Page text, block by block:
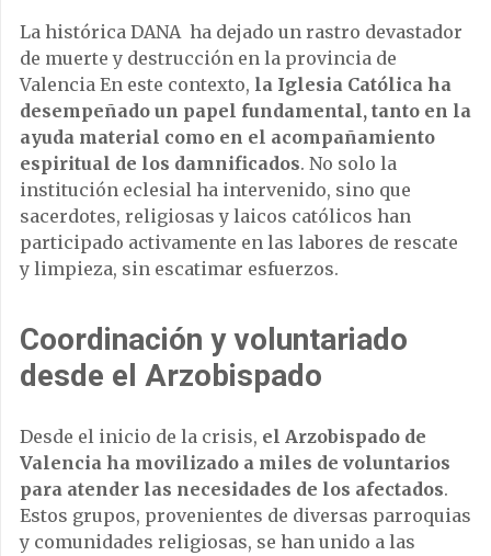
La histórica DANA ha dejado un rastro devastador
de muerte y destrucción en la provincia de
Valencia En este contexto, la Iglesia Católica ha
desempeñado un papel fundamental, tanto en la
ayuda material como en el acompañamiento
espiritual de los damnificados. No solo la
institución eclesial ha intervenido, sino que
sacerdotes, religiosas y laicos católicos han
participado activamente en las labores de rescate
y limpieza, sin escatimar esfuerzos.
Coordinación y voluntariado
desde el Arzobispado
Desde el inicio de la crisis, el Arzobispado de
Valencia ha movilizado a miles de voluntarios
para atender las necesidades de los afectados.
Estos grupos, provenientes de diversas parroquias
y comunidades religiosas, se han unido a las